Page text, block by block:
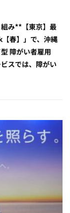
み**【東京】最
春】」で、沖縄
障がい者雇用
スでは、障がい